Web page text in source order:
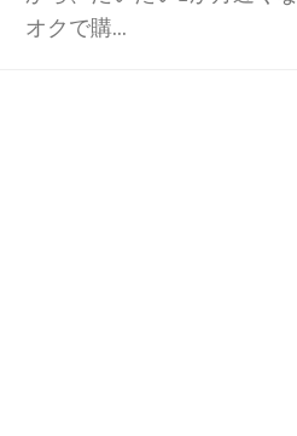
オクで購...